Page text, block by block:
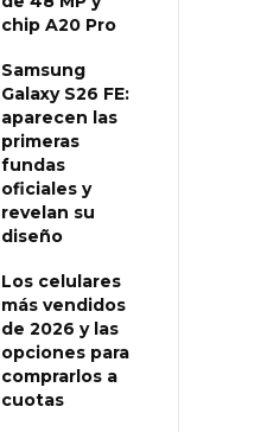
chip A20 Pro
Samsung
Galaxy S26 FE:
aparecen las
primeras
fundas
oficiales y
revelan su
diseño
Los celulares
más vendidos
de 2026 y las
opciones para
comprarlos a
cuotas